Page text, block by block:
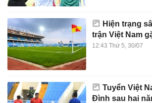
Hiện trạng
trận Việt Nam
12:43 Thứ 5, 30/07
Tuyển Việt
Đình sau hai